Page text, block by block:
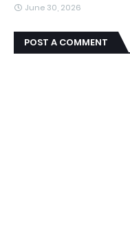
June 30, 2026
POST A COMMENT